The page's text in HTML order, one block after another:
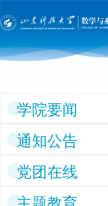
学院要闻
通知公告
党团在线